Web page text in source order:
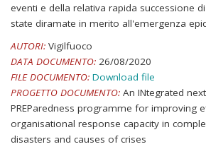
eventi e della relativa rapida successione
state diramate in merito all'emergenza
AUTORI: Vigilfuoco
DATA DOCUMENTO: 26/08/2020
FILE DOCUMENTO: Download file
PROGETTO DOCUMENTO: An INtegrated
PREParedness programme for improving
organisational response capacity in
disasters and causes of crises